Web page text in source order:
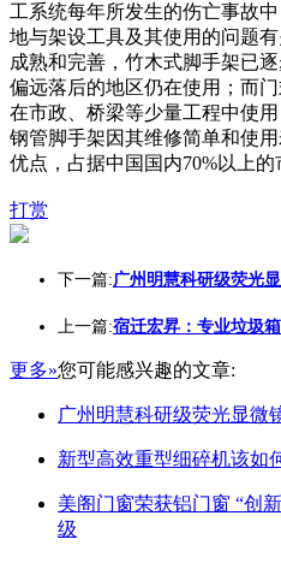
工系统每年所发生的伤亡事故
地与架设工具及其使用的问题
成熟和完善，竹木式脚手架已
偏远落后的地区仍在使用；而
在市政、桥梁等少量工程中使
钢管脚手架因其维修简单和使
优点，占据中国国内70%以上的
打赏
下一篇:广州明慧科研级荧光
上一篇:宿迁宏昇：专业垃圾
更多»您可能感兴趣的文章:
广州明慧科研级荧光显微
新型高效重型细碎机该如
美阁门窗荣获铝门窗 “创
级